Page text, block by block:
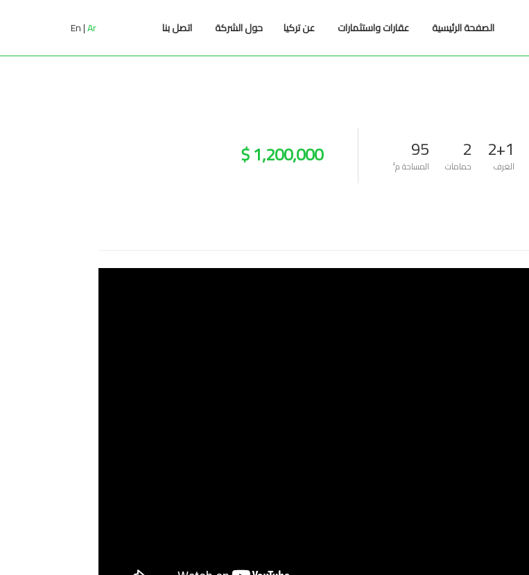
الصفحة الرئيسية عقارات واستثمارات عن تركيا حول الشركة اتصل بنا Ar
En
2+1
الغرف
2
حمامات
95
المساحة م² 1,200,000 $